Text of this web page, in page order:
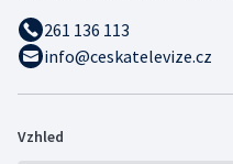
261 136 113
info@ceskatelevize.cz
Vzhled